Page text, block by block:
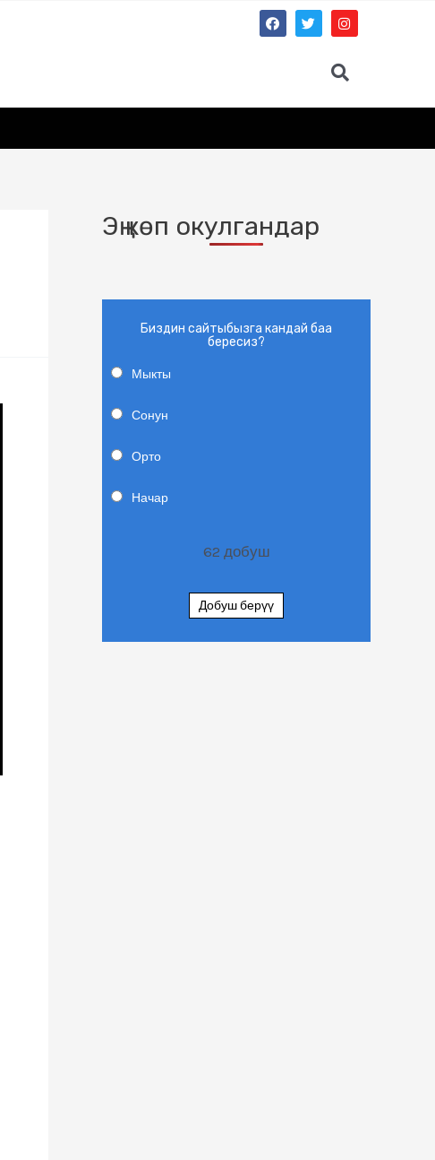
Эң көп окулгандар
Биздин сайтыбызга кандай баа
бересиз?
Мыкты
Сонун
Орто
Начар
62 добуш
Добуш берүү